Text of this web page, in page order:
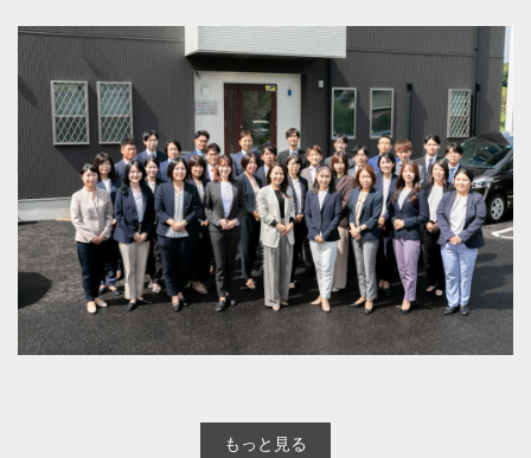
もっと見る